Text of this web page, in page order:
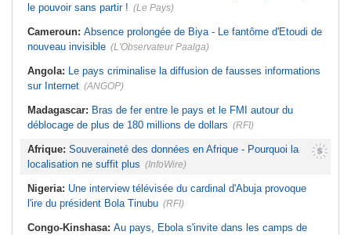
le pouvoir sans partir ! (Le Pays)
Cameroun: Absence prolongée de Biya - Le fantôme d'Etoudi de
nouveau invisible (L'Observateur Paalga)
Angola: Le pays criminalise la diffusion de fausses informations
sur Internet (ANGOP)
Madagascar: Bras de fer entre le pays et le FMI autour du
déblocage de plus de 180 millions de dollars (RFI)
Afrique: Souveraineté des données en Afrique - Pourquoi la
localisation ne suffit plus (InfoWire)
Nigeria: Une interview télévisée du cardinal d'Abuja provoque
l'ire du président Bola Tinubu (RFI)
Congo-Kinshasa: Au pays, Ebola s'invite dans les camps de